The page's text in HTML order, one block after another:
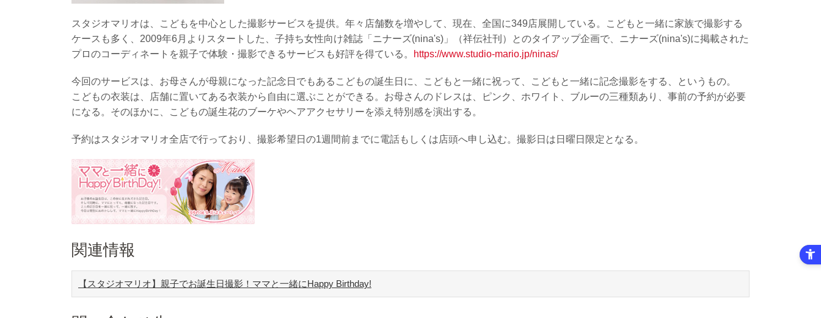
スタジオマリオは、こどもを中心とした撮影サービスを提供。年々店舗数を増やして、現在、全国に349店展開している。こどもと一緒に家族で撮影する
ケースも多く、2009年6月よりスタートした、子持ち女性向け雑誌「ニナーズ(nina's)」（祥伝社刊）とのタイアップ企画で、ニナーズ(nina's)に掲載された
プロのコーディネートを親子で体験・撮影できるサービスも好評を得ている。
https://www.studio-mario.jp/ninas/
今回のサービスは、お母さんが母親になった記念日でもあるこどもの誕生日に、こどもと一緒に祝って、こどもと一緒に記念撮影をする、というもの。
こどもの衣装は、店舗に置いてある衣装から自由に選ぶことができる。お母さんのドレスは、ピンク、ホワイト、ブルーの三種類あり、事前の予約が必要
になる。そのほかに、こどもの誕生花のブーケやヘアアクセサリーを添え特別感を演出する。
予約はスタジオマリオ全店で行っており、撮影希望日の1週間前までに電話もしくは店頭へ申し込む。撮影日は日曜日限定となる。
関連情報
【スタジオマリオ】親子でお誕生日撮影！ママと一緒にHappy Birthday!